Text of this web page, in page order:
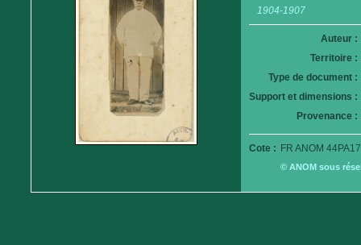
1904-1907
Auteur :
Territoire :
Type de document :
Support et dimensions :
Provenance :
Cote : FR ANOM
© ANOM sous